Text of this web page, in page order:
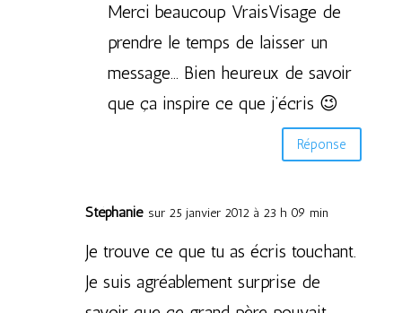
Merci beaucoup VraisVisage de
prendre le temps de laisser un
message… Bien heureux de savoir
que ça inspire ce que j’écris 😉
Réponse
Stéphanie sur 25 janvier 2012 à 23 h 09 min
Je trouve ce que tu as écris touchant.
Je suis agréablement surprise de